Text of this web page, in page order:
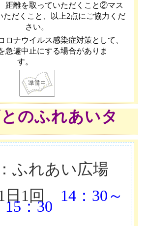
距離を取っていただくこと②マス
ただくこと、以上2点にご協力くだ
さい。
ロナウイルス感染症対策として、
急遽中止にする場合がありま
す。
のふれあいタ
ふれあい広場
日1回
14：30～
15：30